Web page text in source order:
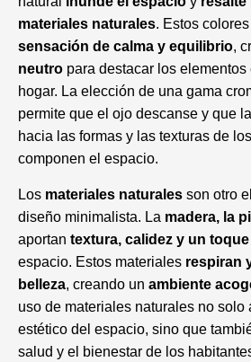
materiales naturales. Estos colores
sensación de calma y equilibrio,
neutro para destacar los elementos
hogar. La elección de una gama
permite que el ojo descanse y que
hacia las formas y las texturas de
componen el espacio.
Los materiales naturales son otro
diseño minimalista. La madera, la
aportan textura, calidez y un
espacio. Estos materiales respiran
belleza, creando un ambiente
uso de materiales naturales no solo
estético del espacio, sino que
salud y el bienestar de los